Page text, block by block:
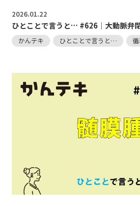
2026.01.22
ひとことで言うと… #626｜大動脈弁
かんテキ ひとことで言うと…